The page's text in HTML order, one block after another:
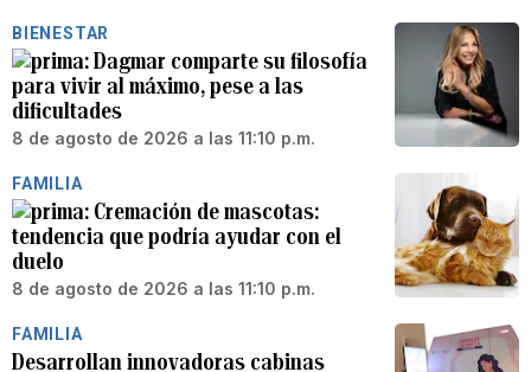
BIENESTAR
Dagmar comparte su filosofía
para vivir al máximo, pese a las
dificultades
8 de agosto de 2026 a las 11:10 p.m.
FAMILIA
Cremación de mascotas:
tendencia que podría ayudar con el
duelo
8 de agosto de 2026 a las 11:10 p.m.
FAMILIA
Desarrollan innovadoras cabinas